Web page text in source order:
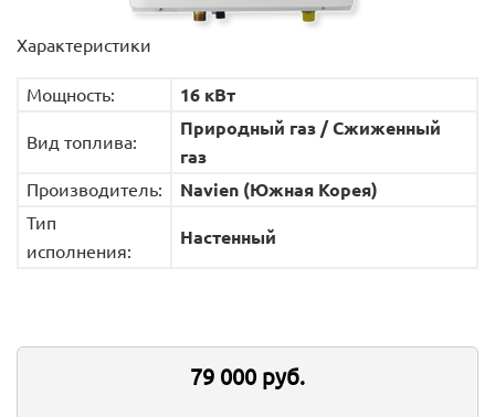
Характеристики
Мощность: 16 кВт
Вид топлива:
Природный газ / Сжиженный
газ
Производитель:
Navien (Южная Корея)
Тип
исполнения:
Настенный
79 000 руб.